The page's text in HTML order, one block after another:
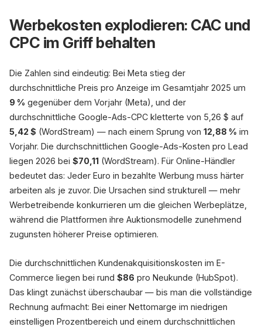
Werbekosten explodieren: CAC und
CPC im Griff behalten
Die Zahlen sind eindeutig: Bei Meta stieg der
durchschnittliche Preis pro Anzeige im Gesamtjahr 2025 um
9 % gegenüber dem Vorjahr (Meta), und der
durchschnittliche Google-Ads-CPC kletterte von 5,26 $ auf
5,42 $ (WordStream) — nach einem Sprung von 12,88 % im
Vorjahr. Die durchschnittlichen Google-Ads-Kosten pro Lead
liegen 2026 bei $70,11 (WordStream). Für Online-Händler
bedeutet das: Jeder Euro in bezahlte Werbung muss härter
arbeiten als je zuvor. Die Ursachen sind strukturell — mehr
Werbetreibende konkurrieren um die gleichen Werbeplätze,
während die Plattformen ihre Auktionsmodelle zunehmend
zugunsten höherer Preise optimieren.
Die durchschnittlichen Kundenakquisitionskosten im E-
Commerce liegen bei rund $86 pro Neukunde (HubSpot).
Das klingt zunächst überschaubar — bis man die vollständige
Rechnung aufmacht: Bei einer Nettomarge im niedrigen
einstelligen Prozentbereich und einem durchschnittlichen